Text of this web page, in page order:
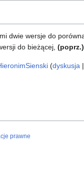
dwie wersje do
do bieżącej, (poprz.)
dyskusja
prawne